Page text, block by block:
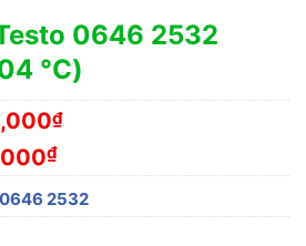
0646 2532
°C)
₫
₫
0646 2532